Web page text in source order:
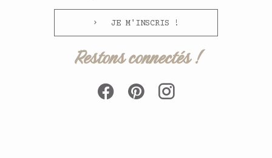
JE M'INSCRIS !
Restons connectés !